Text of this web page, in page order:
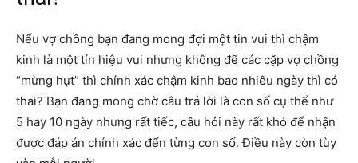
Nếu vợ chồng bạn đang mong đợi một tin vui thì chậm
kinh là một tín hiệu vui nhưng không để các cặp vợ chồng
“mừng hụt” thì chính xác chậm kinh bao nhiêu ngày thì có
thai? Bạn đang mong chờ câu trả lời là con số cụ thể như
5 hay 10 ngày nhưng rất tiếc, câu hỏi này rất khó để nhận
được đáp án chính xác đến từng con số. Điều này còn tùy